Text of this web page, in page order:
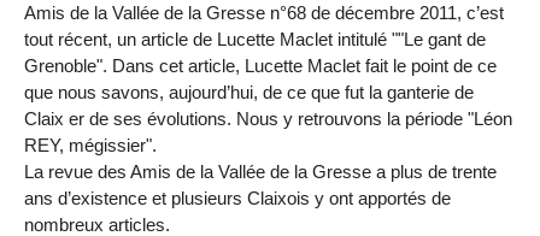
Amis de la Vallée de la Gresse n°68 de décembre 2011, c’est
tout récent, un article de Lucette Maclet intitulé ""Le gant de
Grenoble". Dans cet article, Lucette Maclet fait le point de ce
que nous savons, aujourd’hui, de ce que fut la ganterie de
Claix er de ses évolutions. Nous y retrouvons la période "Léon
REY, mégissier".
La revue des Amis de la Vallée de la Gresse a plus de trente
ans d’existence et plusieurs Claixois y ont apportés de
nombreux articles.